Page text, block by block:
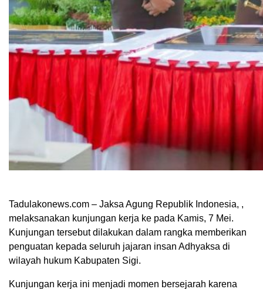
Tadulakonews.com – Jaksa Agung Republik Indonesia, ,
melaksanakan kunjungan kerja ke pada Kamis, 7 Mei.
Kunjungan tersebut dilakukan dalam rangka memberikan
penguatan kepada seluruh jajaran insan Adhyaksa di
wilayah hukum Kabupaten Sigi.
Kunjungan kerja ini menjadi momen bersejarah karena